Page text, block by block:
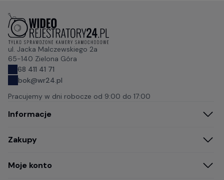
ul. Jacka Malczewskiego 2a
65-140 Zielona Góra
68 411 41 71
bok@wr24.pl
Pracujemy w dni robocze od 9:00 do 17:00
Informacje
Zakupy
Moje konto